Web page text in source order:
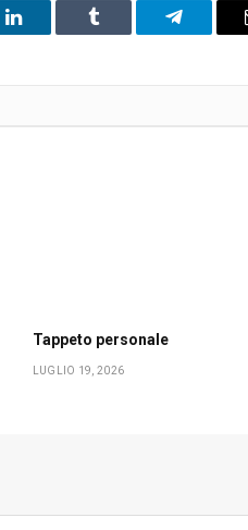
LinkedIn Tumblr Telegram
Tappeto personale
LUGLIO 19, 2026